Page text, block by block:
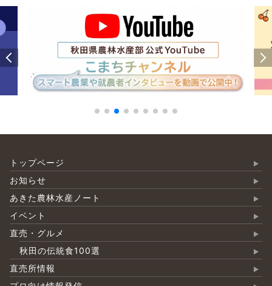
トップページ
お知らせ
あきた農林水産ノート
イベント
直売・グルメ
秋田の伝統食100選
直売所情報